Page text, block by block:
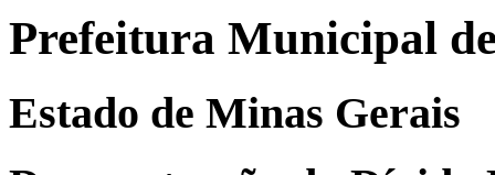
Prefeitura Municipal
Estado de Minas Gerais